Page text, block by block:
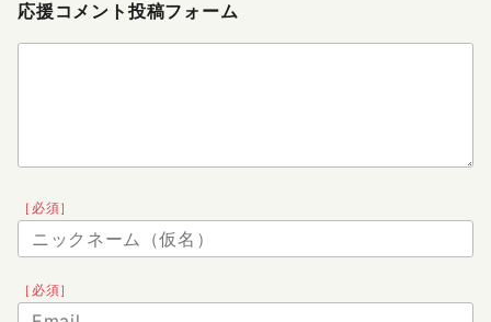
応援コメント投稿フォーム
［必須］
［必須］